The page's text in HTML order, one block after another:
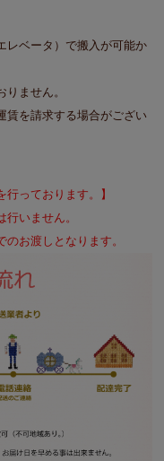
レベータ）で搬入が可能か
ません。
賃を請求する場合がござい
行っております。】
いません。
お渡しとなります。